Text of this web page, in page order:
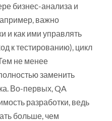
бизнес-анализа и
важно
и как ими управлять
к тестированию), цикл
не менее
заменить
Во-первых, QA
разработки, ведь
больше, чем